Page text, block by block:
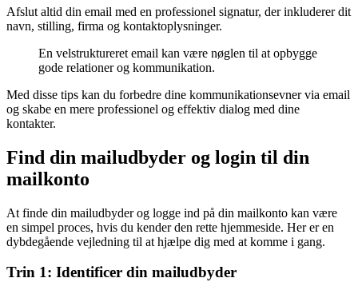
Afslut altid din email med en professionel signatur, der inkluderer dit
navn, stilling, firma og kontaktoplysninger.
En velstruktureret email kan være nøglen til at opbygge
gode relationer og kommunikation.
Med disse tips kan du forbedre dine kommunikationsevner via email
og skabe en mere professionel og effektiv dialog med dine
kontakter.
Find din mailudbyder og login til din
mailkonto
At finde din mailudbyder og logge ind på din mailkonto kan være
en simpel proces, hvis du kender den rette hjemmeside. Her er en
dybdegående vejledning til at hjælpe dig med at komme i gang.
Trin 1: Identificer din mailudbyder